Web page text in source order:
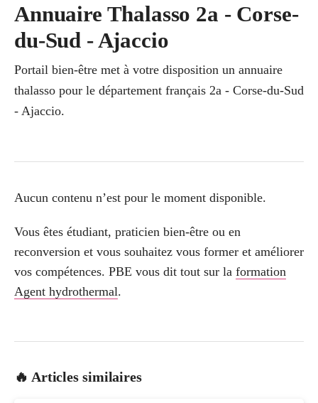
Annuaire Thalasso 2a - Corse-
du-Sud - Ajaccio
Portail bien-être met à votre disposition un annuaire
thalasso pour le département français 2a - Corse-du-Sud
- Ajaccio.
Aucun contenu n’est pour le moment disponible.
Vous êtes étudiant, praticien bien-être ou en
reconversion et vous souhaitez vous former et améliorer
vos compétences. PBE vous dit tout sur la formation
Agent hydrothermal.
🔥 Articles similaires